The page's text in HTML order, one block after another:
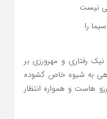
نیست
را
نیک رفتاری و مهرورزی بر
به شیوه خاص گشوده
هاست و همواره انتظار